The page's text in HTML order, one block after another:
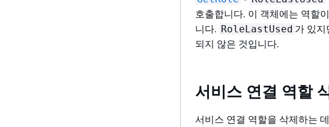
호출합니다. 이 객체에는 역할
니다. RoleLastUsed 가 있지
되지 않은 것입니다.
서비스 연결 역할
서비스 연결 역할을 삭제하는